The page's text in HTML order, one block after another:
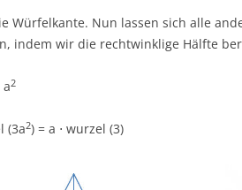
Würfelkante. Nun lassen sich alle
indem wir die rechtwinklige Hälfte
a2
(3a2) = a ⋅ wurzel (3)